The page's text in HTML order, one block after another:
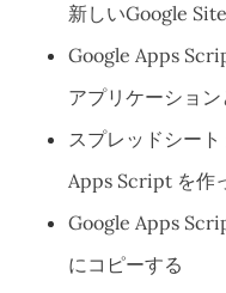
新しいGoogle
Google Apps
アプリケーショ
スプレッドシー
Apps Script を作
Google Apps
にコピーする